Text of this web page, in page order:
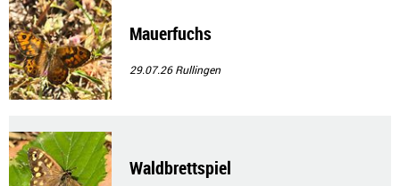
Mauerfuchs
29.07.26Rullingen
Waldbrettspiel